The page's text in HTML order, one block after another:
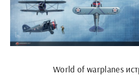
World of warplanes